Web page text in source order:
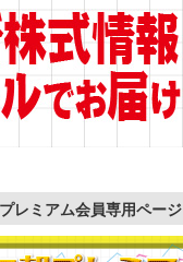
レミアム会員専用ページ